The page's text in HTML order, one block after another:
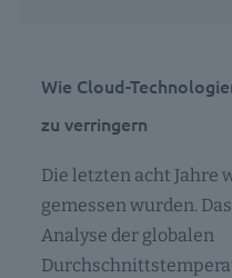
Wie Cloud-
zu verringern
Die letzten acht Jahre
gemessen wurden.
Analyse der globalen